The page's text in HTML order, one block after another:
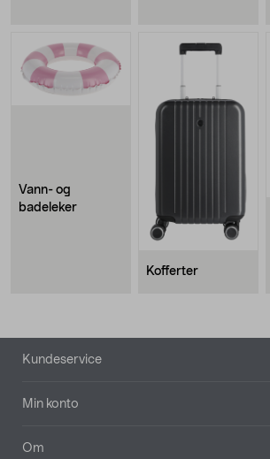
Vann- og
badeleker
Kofferter
Bunntekst
Kundeservice
Min konto
Om